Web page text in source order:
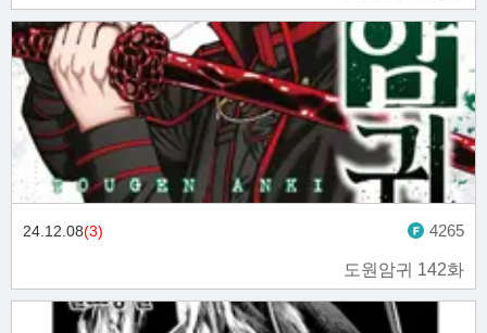
도원암귀 142화
24.12.08(3) 4265